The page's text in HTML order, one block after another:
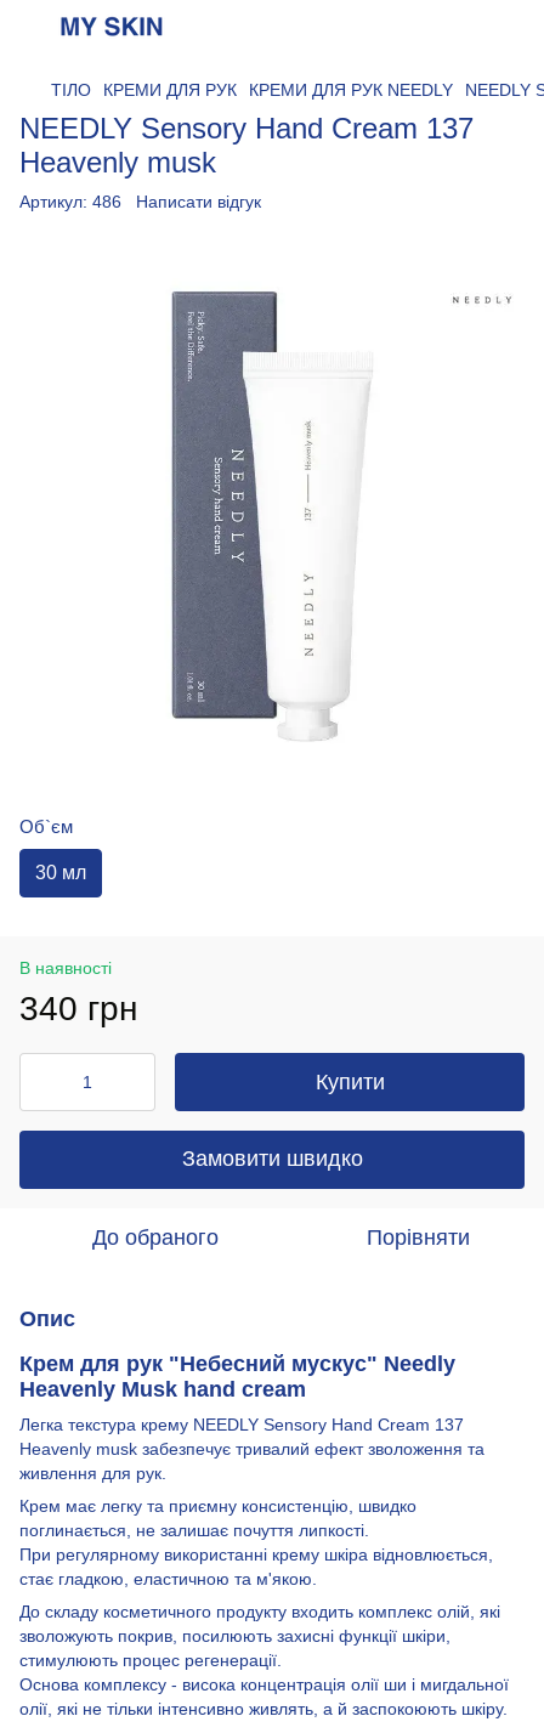
ТІЛО КРЕМИ ДЛЯ РУК КРЕМИ ДЛЯ РУК NEEDLY NEEDLY
NEEDLY Sensory Hand Cream 137
Heavenly musk
Артикул: 486 Написати відгук
Об`єм
30 мл
В наявності
340 грн
Купити
Замовити швидко
До обраного Порівняти
Опис
Крем для рук "Небесний мускус" Needly
Heavenly Musk hand cream
Легка текстура крему NEEDLY Sensory Hand Cream 137
Heavenly musk забезпечує тривалий ефект зволоження та
живлення для рук.
Крем має легку та приємну консистенцію, швидко
поглинається, не залишає почуття липкості.
При регулярному використанні крему шкіра відновлюється,
стає гладкою, еластичною та м'якою.
До складу косметичного продукту входить комплекс олій, які
зволожують покрив, посилюють захисні функції шкіри,
стимулюють процес регенерації.
Основа комплексу - висока концентрація олії ши і мигдальної
олії, які не тільки інтенсивно живлять, а й заспокоюють шкіру.